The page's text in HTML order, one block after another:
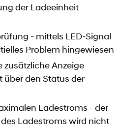
der Ladeeinheit
- mittels LED-Signal
Problem hingewiesen
zusätzliche Anzeige
über den Status der
Ladestroms - der
Ladestroms wird nicht